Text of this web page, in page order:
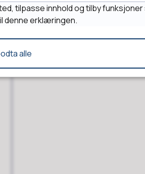
tilpasse innhold og tilby funksjoner
denne erklæringen.
alle